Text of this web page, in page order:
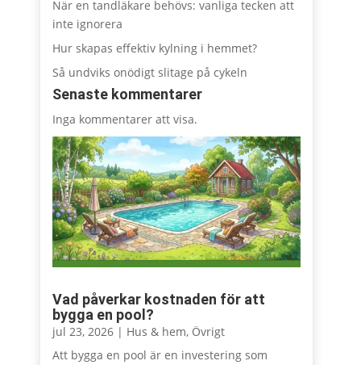
När en tandläkare behövs: vanliga tecken att
inte ignorera
Hur skapas effektiv kylning i hemmet?
Så undviks onödigt slitage på cykeln
Senaste kommentarer
Inga kommentarer att visa.
Vad påverkar kostnaden för att
bygga en pool?
jul 23, 2026| Hus & hem, Övrigt
Att bygga en pool är en investering som